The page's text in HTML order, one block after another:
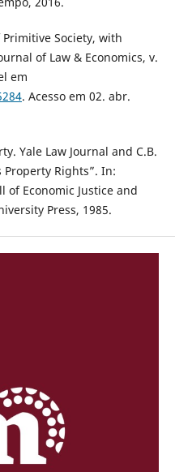
Primitive Society, with
of Law & Economics, v.
em
. Acesso em 02. abr.
Yale Law Journal and C.B.
Rights”. In:
of Economic Justice and
Press, 1985.